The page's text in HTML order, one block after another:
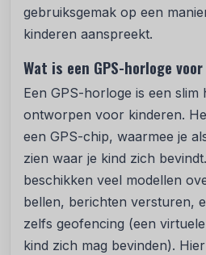
gebruiksgemak op een
kinderen aanspreekt.
Wat is een GPS-horloge
Een GPS-horloge is een slim
ontworpen voor kinderen.
een GPS-chip, waarmee je
zien waar je kind zich
beschikken veel modellen
bellen, berichten versturen,
zelfs geofencing (een
kind zich mag bevinden).